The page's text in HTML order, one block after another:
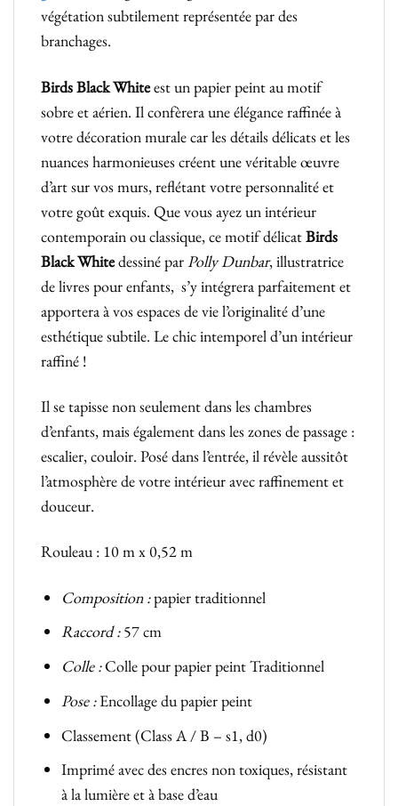
végétation subtilement représentée par des
branchages.
Birds Black Whiteest un papier peint au motif
sobre et aérien. Il confèrera une élégance raffinée à
votre décoration murale car les détails délicats et les
nuances harmonieuses créent une véritable œuvre
d’art sur vos murs, reflétant votre personnalité et
votre goût exquis. Que vous ayez un intérieur
contemporain ou classique, ce motif délicatBirds
Black Whitedessiné parPolly Dunbar, illustratrice
de livres pour enfants, s’y intégrera parfaitement et
apportera à vos espaces de vie l’originalité d’une
esthétique subtile. Le chic intemporel d’un intérieur
raffiné !
Il se tapisse non seulement dans les chambres
d’enfants, mais également dans les zones de passage :
escalier, couloir. Posé dans l’entrée, il révèle aussitôt
l’atmosphère de votre intérieur avec raffinement et
douceur.
Rouleau : 10 m x 0,52 m
Composition :papier traditionnel
Raccord :57 cm
Colle :Colle pour papier peint Traditionnel
Pose :Encollage du papier peint
Classement (Class A / B – s1, d0)
Imprimé avec des encres non toxiques, résistant
à la lumière et à base d’eau